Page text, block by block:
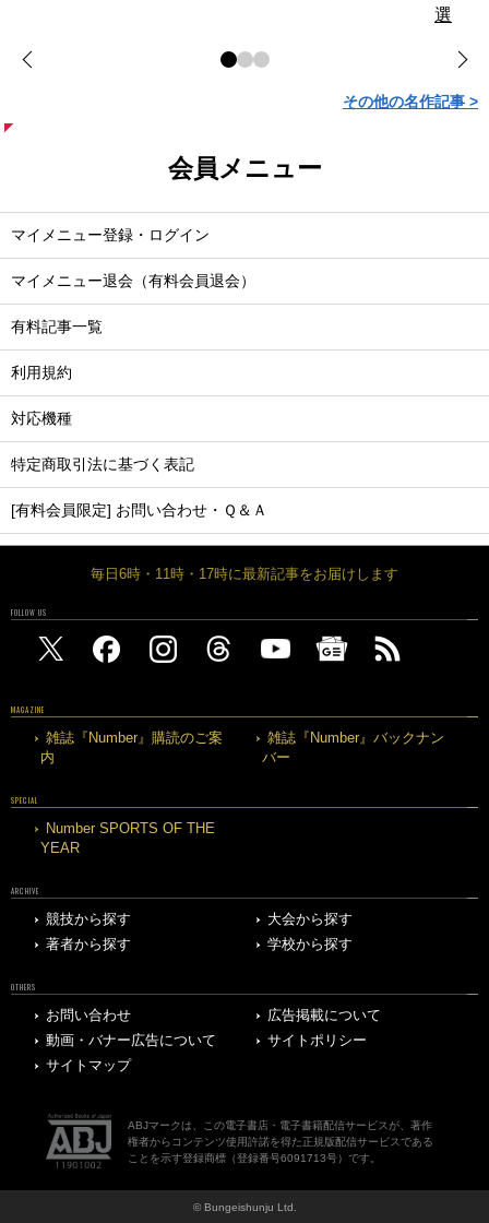
選
その他の名作記事 >
会員メニュー
マイメニュー登録・ログイン
マイメニュー退会（有料会員退会）
有料記事一覧
利用規約
対応機種
特定商取引法に基づく表記
[有料会員限定] お問い合わせ・Ｑ＆Ａ
毎日6時・11時・17時に最新記事をお届けします
FOLLOW US
MAGAZINE
雑誌『Number』購読のご案
内
雑誌『Number』バックナン
バー
SPECIAL
Number SPORTS OF THE
YEAR
ARCHIVE
競技から探す
大会から探す
著者から探す
学校から探す
OTHERS
お問い合わせ
広告掲載について
動画・バナー広告について
サイトポリシー
サイトマップ
ABJマークは、この電子書店・電子書籍配信サービスが、著作
権者からコンテンツ使用許諾を得た正規版配信サービスである
ことを示す登録商標（登録番号6091713号）です。
© Bungeishunju Ltd.